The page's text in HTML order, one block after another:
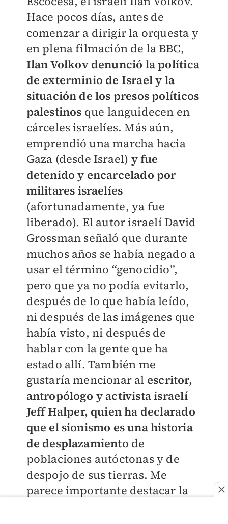
Hace pocos días, antes de
comenzar a dirigir la orquesta y
en plena filmación de la BBC,
Ilan Volkov denunció la política
de exterminio de Israel y la
situación de los presos políticos
palestinos que languidecen en
cárceles israelíes. Más aún,
emprendió una marcha hacia
Gaza (desde Israel) y fue
detenido y encarcelado por
militares israelíes
(afortunadamente, ya fue
liberado). El autor israelí David
Grossman señaló que durante
muchos años se había negado a
usar el término “genocidio”,
pero que ya no podía evitarlo,
después de lo que había leído,
ni después de las imágenes que
había visto, ni después de
hablar con la gente que ha
estado allí. También me
gustaría mencionar al escritor,
antropólogo y activista israelí
Jeff Halper, quien ha declarado
que el sionismo es una historia
de desplazamiento de
poblaciones autóctonas y de
despojo de sus tierras. Me
parece importante destacar la